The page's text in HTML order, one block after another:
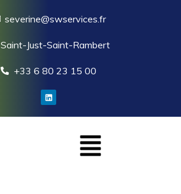
severine@swservices.fr
Saint-Just-Saint-Rambert
+33 6 80 23 15 00